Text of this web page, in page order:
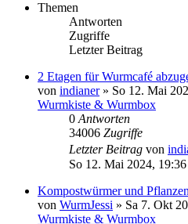
Themen
Antworten
Zugriffe
Letzter Beitrag
2 Etagen für Wurmcafé
von indianer» So 12. Mai
Wurmkiste & Wurmbox
0 Antworten
34006 Zugriffe
Letzter Beitrag von
So 12. Mai 2024, 19:36
Kompostwürmer und
von WurmJessi » Sa 7. Okt
Wurmkiste & Wurmbox